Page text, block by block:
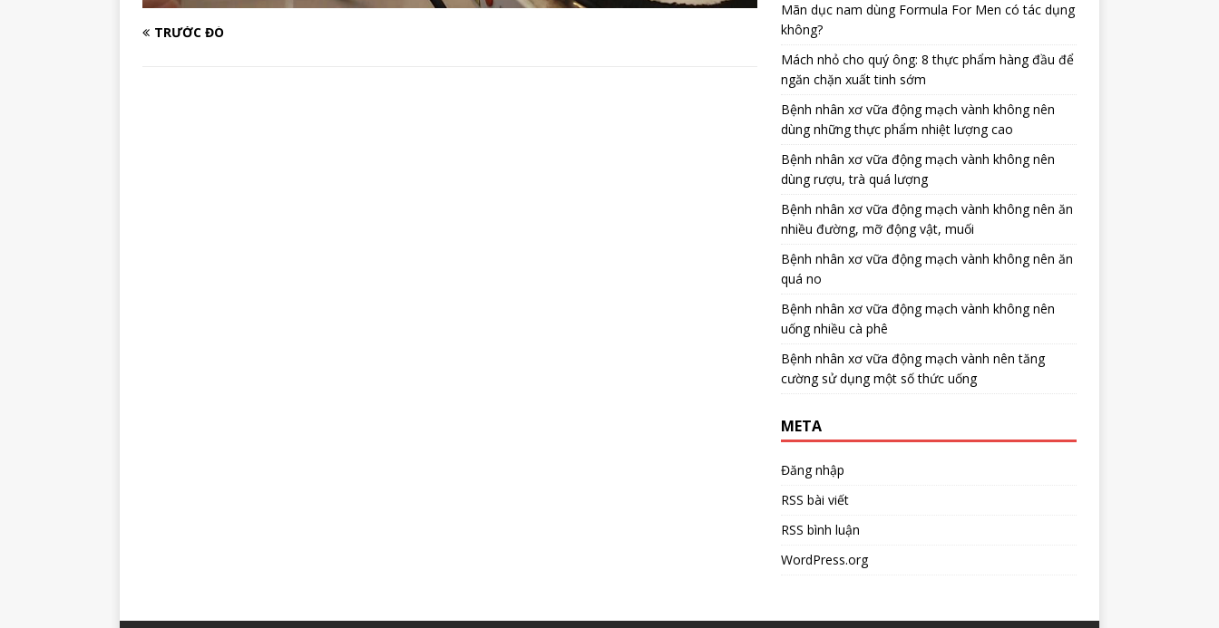
TRƯỚC ĐÓ
Mãn dục nam dùng Formula For Men có tác dụng
không?
Mách nhỏ cho quý ông: 8 thực phẩm hàng đầu để
ngăn chặn xuất tinh sớm
Bệnh nhân xơ vữa động mạch vành không nên
dùng những thực phẩm nhiệt lượng cao
Bệnh nhân xơ vữa động mạch vành không nên
dùng rượu, trà quá lượng
Bệnh nhân xơ vữa động mạch vành không nên ăn
nhiều đường, mỡ động vật, muối
Bệnh nhân xơ vữa động mạch vành không nên ăn
quá no
Bệnh nhân xơ vữa động mạch vành không nên
uống nhiều cà phê
Bệnh nhân xơ vữa động mạch vành nên tăng
cường sử dụng một số thức uống
META
Đăng nhập
RSS bài viết
RSS bình luận
WordPress.org